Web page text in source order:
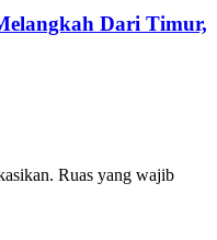
Dari Timur,
Ruas yang wajib